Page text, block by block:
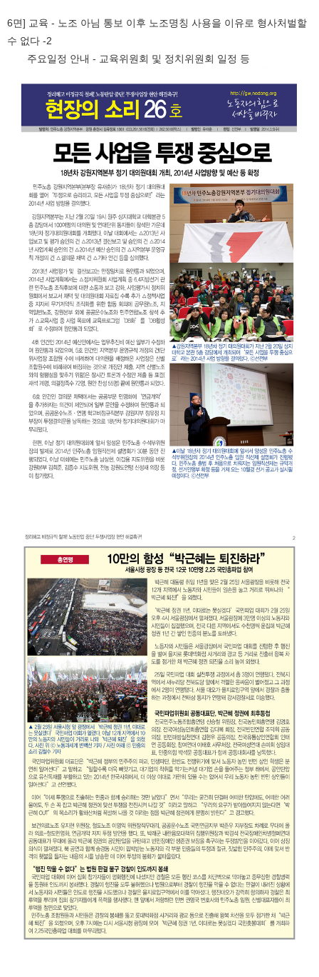
6면] 교육 - 노조 아님 통보 이후 노조명칭 사용을 이유로 형사처벌할
수 없다 -2
주요일정 안내 - 교육위원회 및 정치위원회 일정 등